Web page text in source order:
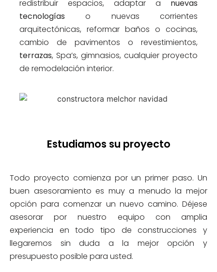
redistribuir espacios, adaptar a nuevas
tecnologías o nuevas corrientes
arquitectónicas, reformar baños o cocinas,
cambio de pavimentos o revestimientos,
terrazas, Spa’s, gimnasios, cualquier proyecto
de remodelación interior.
Estudiamos su proyecto
Todo proyecto comienza por un primer paso. Un
buen asesoramiento es muy a menudo la mejor
opción para comenzar un nuevo camino. Déjese
asesorar por nuestro equipo con amplia
experiencia en todo tipo de construcciones y
llegaremos sin duda a la mejor opción y
presupuesto posible para usted.